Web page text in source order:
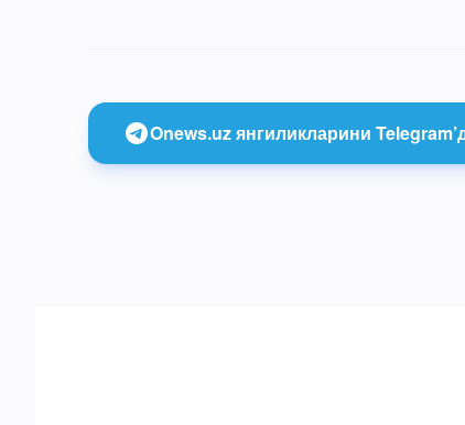
Onews.uz янгиликларини